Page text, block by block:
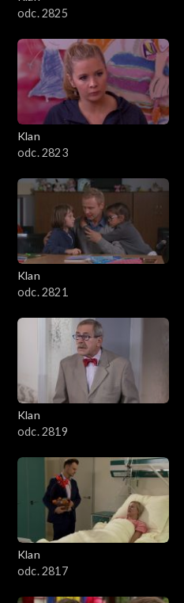
odc. 2825
Klan
odc. 2823
Klan
odc. 2821
Klan
odc. 2819
Klan
odc. 2817